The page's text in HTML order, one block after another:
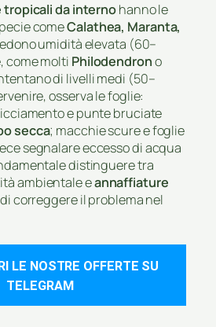
tropicali da internohanno le
comeCalathea, Maranta,
umidità elevata (60–
come molti Philodendrono
di livelli medi (50–
osserva le foglie:
e punte bruciate
secca; macchie scure e foglie
segnalare eccesso di acqua
distinguere tra
ambientale eannaffiature
correggere il problema nel
LE NOSTRE OFFERTE SU
TELEGRAM